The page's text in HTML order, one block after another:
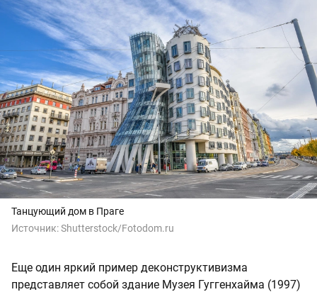
Танцующий дом в Праге
Источник:Shutterstock/Fotodom.ru
Еще один яркий пример деконструктивизма
представляет собой здание Музея Гуггенхайма (1997)